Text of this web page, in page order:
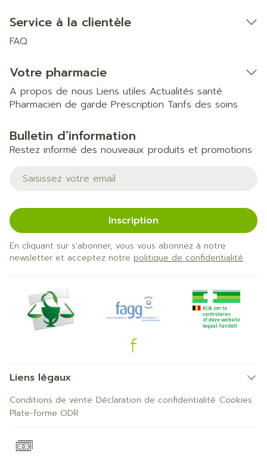
Service à la clientèle
FAQ
Votre pharmacie
A propos de nous Liens utiles Actualités santé
Pharmacien de garde Prescription Tarifs des soins
Bulletin d’information
Restez informé des nouveaux produits et promotions
Adresse mail
Inscription
En cliquant sur s'abonner, vous vous abonnez à notre
newsletter et acceptez notre politique de confidentialité.
Liens légaux
Conditions de vente Déclaration de confidentialité Cookies
Plate-forme ODR